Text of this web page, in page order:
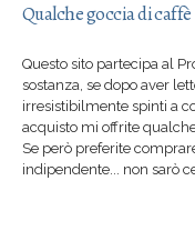
Qualche goccia di caffè
Questo sito partecipa al
sostanza, se dopo aver
irresistibilmente spinti a
acquisto mi offrite
Se però preferite
indipendente... non sarò